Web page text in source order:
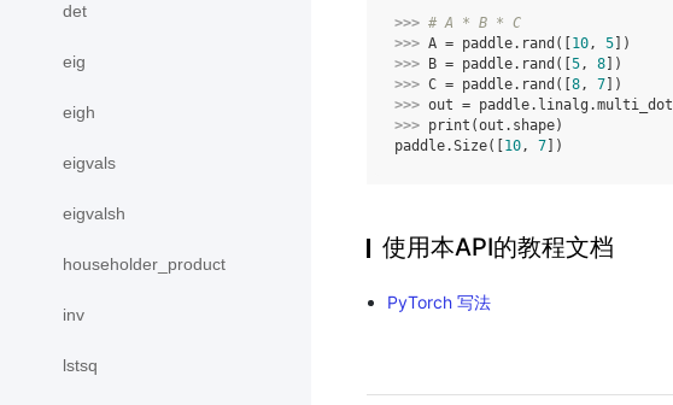
det
eig
eigh
eigvals
eigvalsh
householder_product
inv
lstsq
>>> # A * B * C
>>> A = paddle. rand ([ 10, 5 ])
>>>
B = paddle. rand ([ 5, 8 ])
>>> C = paddle. rand ([ 8, 7 ])
>>> out = paddle. linalg .multi_dot
>>> print (out . shape)
paddle.Size([ 10, 7 ])
使用本API的教程文档
PyTorch 写法